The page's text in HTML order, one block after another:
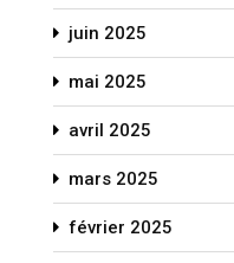
juin 2025
mai 2025
avril 2025
mars 2025
février 2025